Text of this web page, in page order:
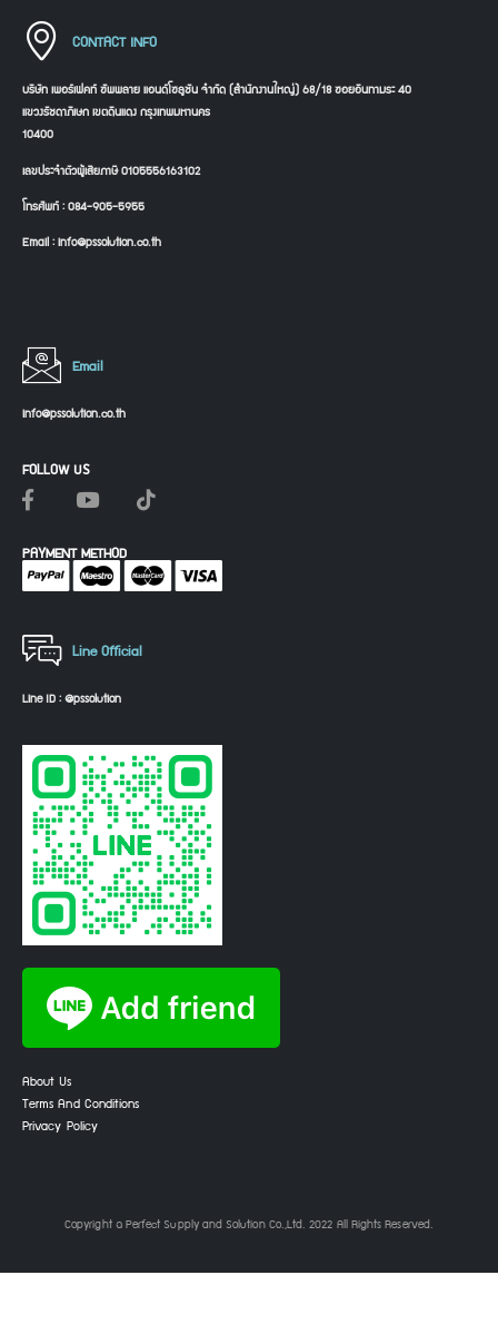
CONTACT INFO
บริษัท เพอร์เฟคท์ ซัพพลาย แอนด์โซลูชัน จำกัด (สำนักงานใหญ่) 68/18 ซอยอินทามระ 40
แขวงรัชดาภิเษก เขตดินแดง กรุงเทพมหานคร
10400
เลขประจำตัวผู้เสียภาษี 0105556163102
โทรศัพท์ : 084-905-5955
Email : info@pssolution.co.th
Line Official
Line ID : @pssolution
About Us
Terms And Conditions
Privacy Policy
Email
info@pssolution.co.th
FOLLOW US
PAYMENT METHOD
Copyright © Perfect Supply and Solution Co.,Ltd. 2022 All Rights Reserved.